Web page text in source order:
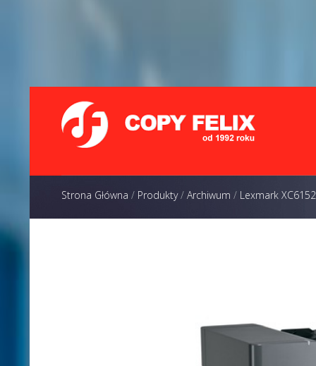
Strona Główna / Produkty/ Archiwum / Lexmark XC6152